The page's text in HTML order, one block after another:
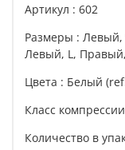
Артикул : 602
Размеры :
Левый, L, Правый,
Цвета : Белый
Класс
Количество в